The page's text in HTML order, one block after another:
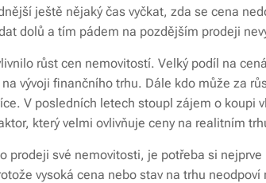
ještě nějaký čas vyčkat, zda se cena
dolů a tím pádem na pozdějším prodeji
růst cen nemovitostí. Velký podíl na
vývoji finančního trhu. Dále kdo může za
V posledních letech stoupl zájem o koupi
který velmi ovlivňuje ceny na realitním
prodeji své nemovitosti, je potřeba si
vysoká cena nebo stav na trhu